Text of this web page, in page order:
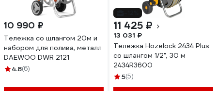
10 990 ₽
Тележка со шлангом 20м и
набором для полива, металл
DAEWOO DWR 2121
4.8(6)
11 425 ₽
13 031 ₽
Тележка Hozelock 2434 Plus
со шлангом 1/2", 30 м
2434R3600
5(5)